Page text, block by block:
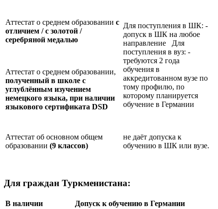
Аттестат о среднем образовании с
отличием / с золотой /
серебряной медалью
Для поступления в ШК: -
допуск в ШК на любое
направление Для
поступления в вуз: -
требуются 2 года
обучения в
аккредитованном вузе по
тому профилю, по
которому планируется
обучение в Германии
Аттестат о среднем образовании,
полученный в школе с
углублённым изучением
немецкого языка, при наличии
языкового сертификата DSD
Аттестат об основном общем
образовании (9 классов)
не даёт допуска к
обучению в ШК или вузе.
Для граждан Туркменистана:
В наличии Допуск к обучению в Германии